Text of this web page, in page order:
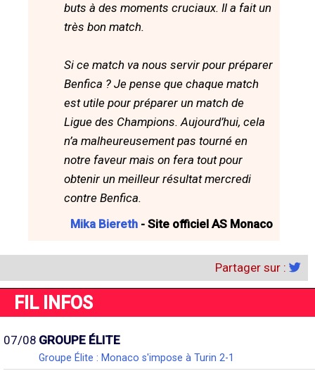
buts à des moments cruciaux. Il a fait un
très bon match.
Si ce match va nous servir pour préparer
Benfica ? Je pense que chaque match
est utile pour préparer un match de
Ligue des Champions. Aujourd’hui, cela
n’a malheureusement pas tourné en
notre faveur mais on fera tout pour
obtenir un meilleur résultat mercredi
contre Benfica.
Mika Biereth - Site officiel AS Monaco
Partager sur :
FIL INFOS
07/08 GROUPE ÉLITE
Groupe Élite : Monaco s'impose à Turin 2-1